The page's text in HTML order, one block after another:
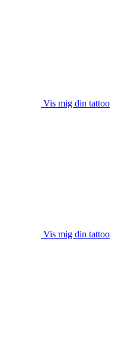
Vis mig din tattoo
Vis mig din tattoo